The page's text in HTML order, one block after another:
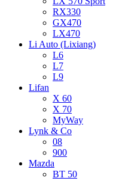
RX330
GX470
LX470
Li Auto (Lixiang)
L6
L7
L9
Lifan
X 60
X 70
MyWay
Lynk & Co
08
900
Mazda
BT 50